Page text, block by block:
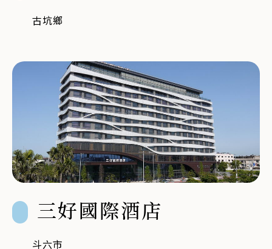
古坑鄉
三好國際酒店
斗六市